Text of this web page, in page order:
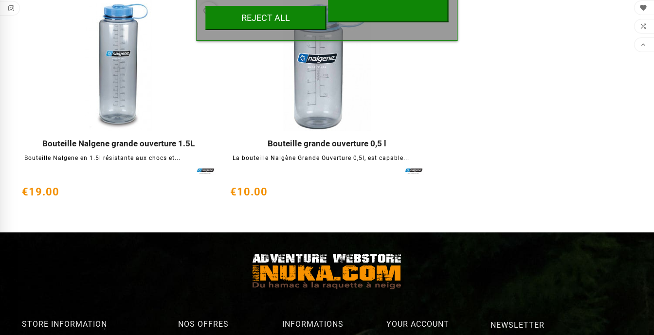
Bouteille Nalgene grande ouverture 1.5L
Bouteille Nalgene en 1.5l résistante aux chocs et...
   
€19.00
favorite_border
Bouteille grande ouverture 0,5 l
La bouteille Nalgène Grande Ouverture 0,5l, est capable...
   
€10.00
STORE INFORMATION NOS OFFRES INFORMATIONS YOUR ACCOUNT NEWSLETTER
Create wishlist
REJECT ALL


